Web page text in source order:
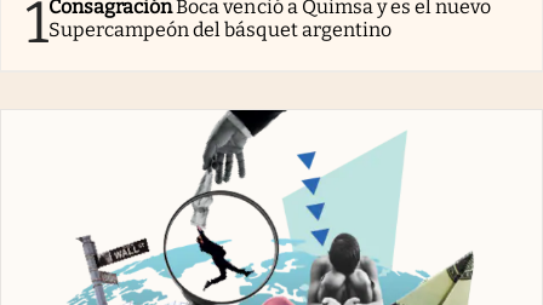
1ConsagraciónBoca venció a Quimsa y es el nuevo
Supercampeón del básquet argentino